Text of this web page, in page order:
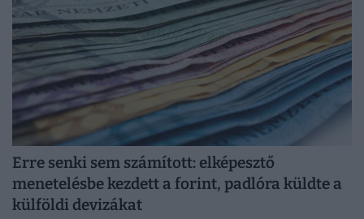
Erre senki sem számított: elképesztő
menetelésbe kezdett a forint, padlóra küldte a
külföldi devizákat